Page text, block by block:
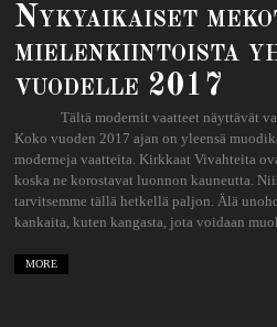
Nykyaikaiset
mielenkiintoista
vuodelle 2017
Tältä modernit vaatteet näyttävät
Koko vuoden 2017 ajan on yleensä
moderneja vaatteita. Kirkkaat Vivahteita
koska ne korostavat luonnon kauneutta.
tarvitsemme tällä hetkellä paljon. Älä
kankaita, kuten kangasta, jota voidaan
MORE